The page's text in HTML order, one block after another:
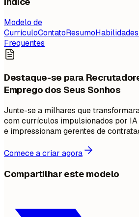
Modelo de
CurrículoContatoResumoHabilidades
Frequentes
Destaque-se para
Emprego dos Seus Sonhos
Junte-se a milhares que
com currículos impulsionados por IA
e impressionam gerentes de
Comece a criar agora
Compartilhar este modelo